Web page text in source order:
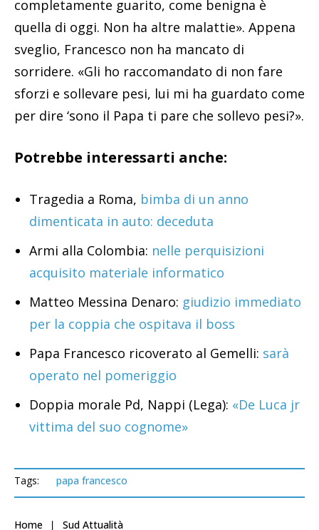
completamente guarito, come benigna è
quella di oggi. Non ha altre malattie». Appena
sveglio, Francesco non ha mancato di
sorridere. «Gli ho raccomandato di non fare
sforzi e sollevare pesi, lui mi ha guardato come
per dire ‘sono il Papa ti pare che sollevo pesi?».
Potrebbe interessarti anche:
Tragedia a Roma, bimba di un anno
dimenticata in auto: deceduta
Armi alla Colombia: nelle perquisizioni
acquisito materiale informatico
Matteo Messina Denaro: giudizio immediato
per la coppia che ospitava il boss
Papa Francesco ricoverato al Gemelli: sarà
operato nel pomeriggio
Doppia morale Pd, Nappi (Lega): «De Luca jr
vittima del suo cognome»
Tags: papa francesco
Home Sud Attualità